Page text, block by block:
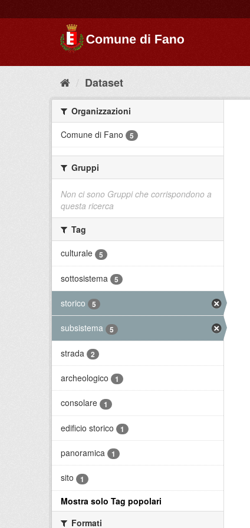
Dataset
Organizzazioni
Comune di Fano
5
Gruppi
Non ci sono Gruppi che corrispondono a
questa ricerca
Tag
culturale
5
sottosistema 5
storico 5
subsistema 5
strada 2
archeologico 1
consolare 1
edificio storico 1
panoramica 1
sito 1
Mostra solo Tag popolari
Formati